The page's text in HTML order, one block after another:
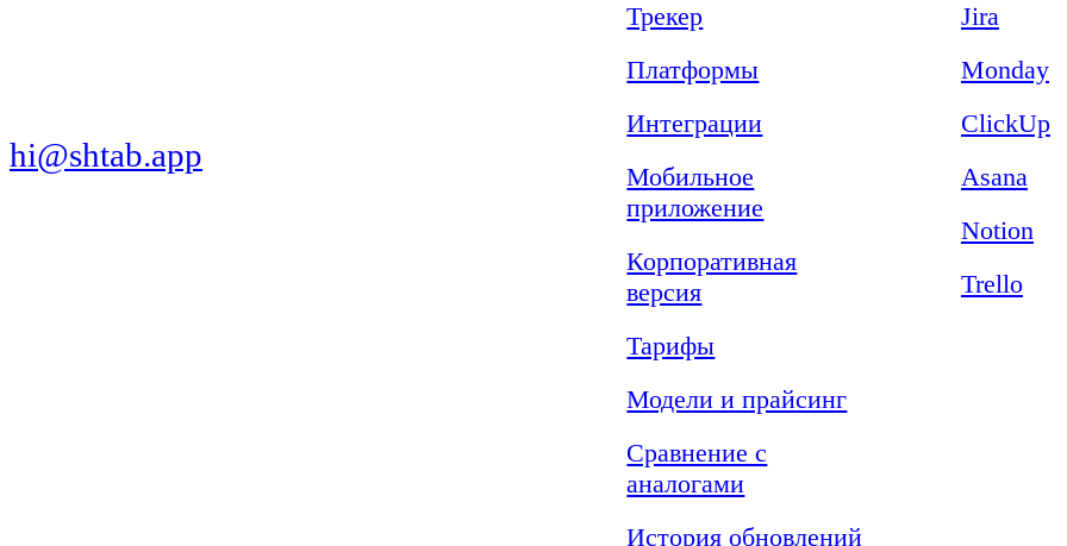
hi@shtab.app
Трекер
Платформы
Интеграции
Мобильное
приложение
Корпоративная
версия
Тарифы
Модели и прайсинг
Сравнение с
аналогами
История обновлений
Jira
Monday
ClickUp
Asana
Notion
Trello